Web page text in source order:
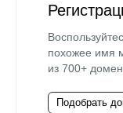
похожее имя
из 700+
Подобрать